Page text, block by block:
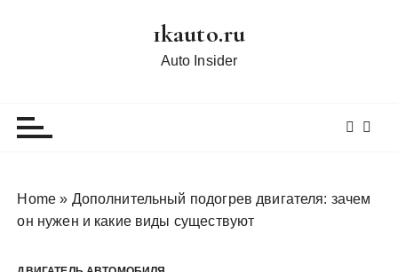
1kauto.ru
Auto Insider
Home » Дополнительный подогрев двигателя: зачем
он нужен и какие виды существуют